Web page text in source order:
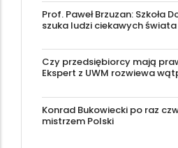
Prof. Paweł Brzuzan: Szkoła
szuka ludzi ciekawych świata
Czy przedsiębiorcy mają
Ekspert z UWM rozwiewa
Konrad Bukowiecki po raz
mistrzem Polski